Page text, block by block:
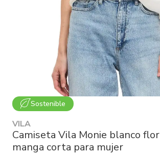
Sostenible
VILA
Camiseta Vila Monie blanco flor
manga corta para mujer